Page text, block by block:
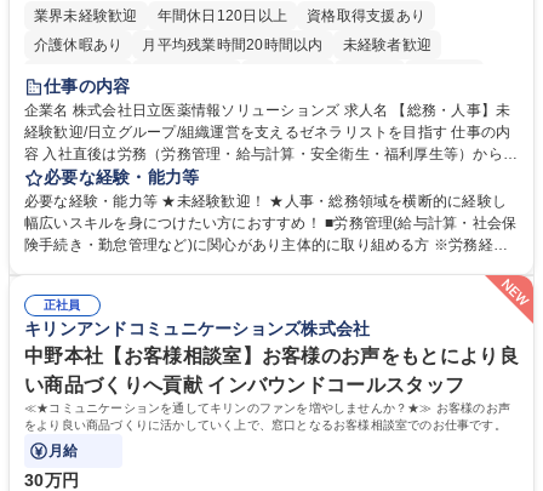
業界未経験歓迎
年間休日120日以上
資格取得支援あり
介護休暇あり
月平均残業時間20時間以内
未経験者歓迎
住宅手当あり
育休あり
完全週休2日制 交通費支給 土日祝休み 寮・社宅あり
仕事の内容
企業名 株式会社日立医薬情報ソリューションズ 求人名 【総務・人事】未
経験歓迎/日立グループ/組織運営を支えるゼネラリストを目指す 仕事の内
容 入社直後は労務（労務管理・給与計算・安全衛生・福利厚生等）からお
任せいたします。将来は総務・採用・教育業務へ守備範囲を広げ、組織運
営を支えるゼネラリストをめざせます。 ・初期業務：労働時間管理、給与
計算、社会保険対応、福利厚生管理、安全衛生、健康経営推進等をお任せ
します。ご経験に応じて、休職者管理など、幅広く経験を積んでいただき
★メンバーがマンツーマンで丁寧に教えるため、ご経験が浅くても安心！
幅広く経験を積みたい意欲がある方に最適な環境です。 募集職種 【総
務・人事】未経験歓迎/日立グループ/組織運営を支えるゼネラリストを目
指す
必要な経験・能力等
必要な経験・能力等 ★未経験歓迎！ ★人事・総務領域を横断的に経験し
幅広いスキルを身につけたい方におすすめ！ ■労務管理(給与計算・社会保
険手続き・勤怠管理など)に関心があり主体的に取り組める方 ※労務経験
マネジメント職として活躍したい 【尚可】■人事、労務、採用、教育業務
のご経験 ■労務管理（給与計算・社会保険手続き・勤怠管理など）の経験
■衛生管理者の資格をお持ちの方 学歴・資格 学歴：大学院 大学 高専 短大
専修学校 高校 語学力： 資格：
正社員
キリンアンドコミュニケーションズ株式会社
中野本社【お客様相談室】お客様のお声をもとにより良
い商品づくりへ貢献 インバウンドコールスタッフ
≪★コミュニケーションを通してキリンのファンを増やしませんか？★≫ お客様のお声
をより良い商品づくりに活かしていく上で、窓口となるお客様相談室でのお仕事です。
月給
30万円